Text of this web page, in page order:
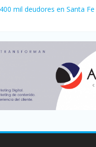
mil deudores en Santa Fe